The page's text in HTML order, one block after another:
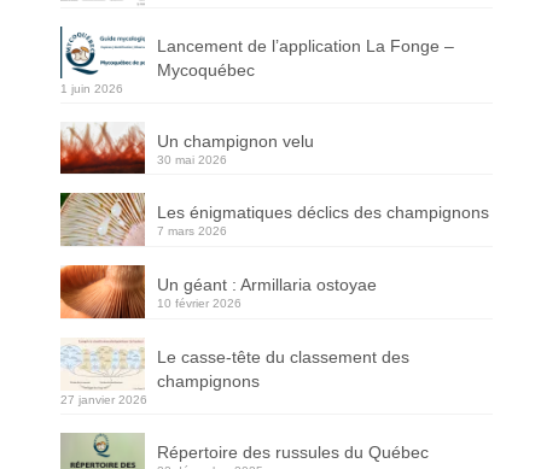
Lancement de l’application La Fonge –
Mycoquébec
1 juin 2026
Un champignon velu
30 mai 2026
Les énigmatiques déclics des champignons
7 mars 2026
Un géant : Armillaria ostoyae
10 février 2026
Le casse-tête du classement des
champignons
27 janvier 2026
Répertoire des russules du Québec